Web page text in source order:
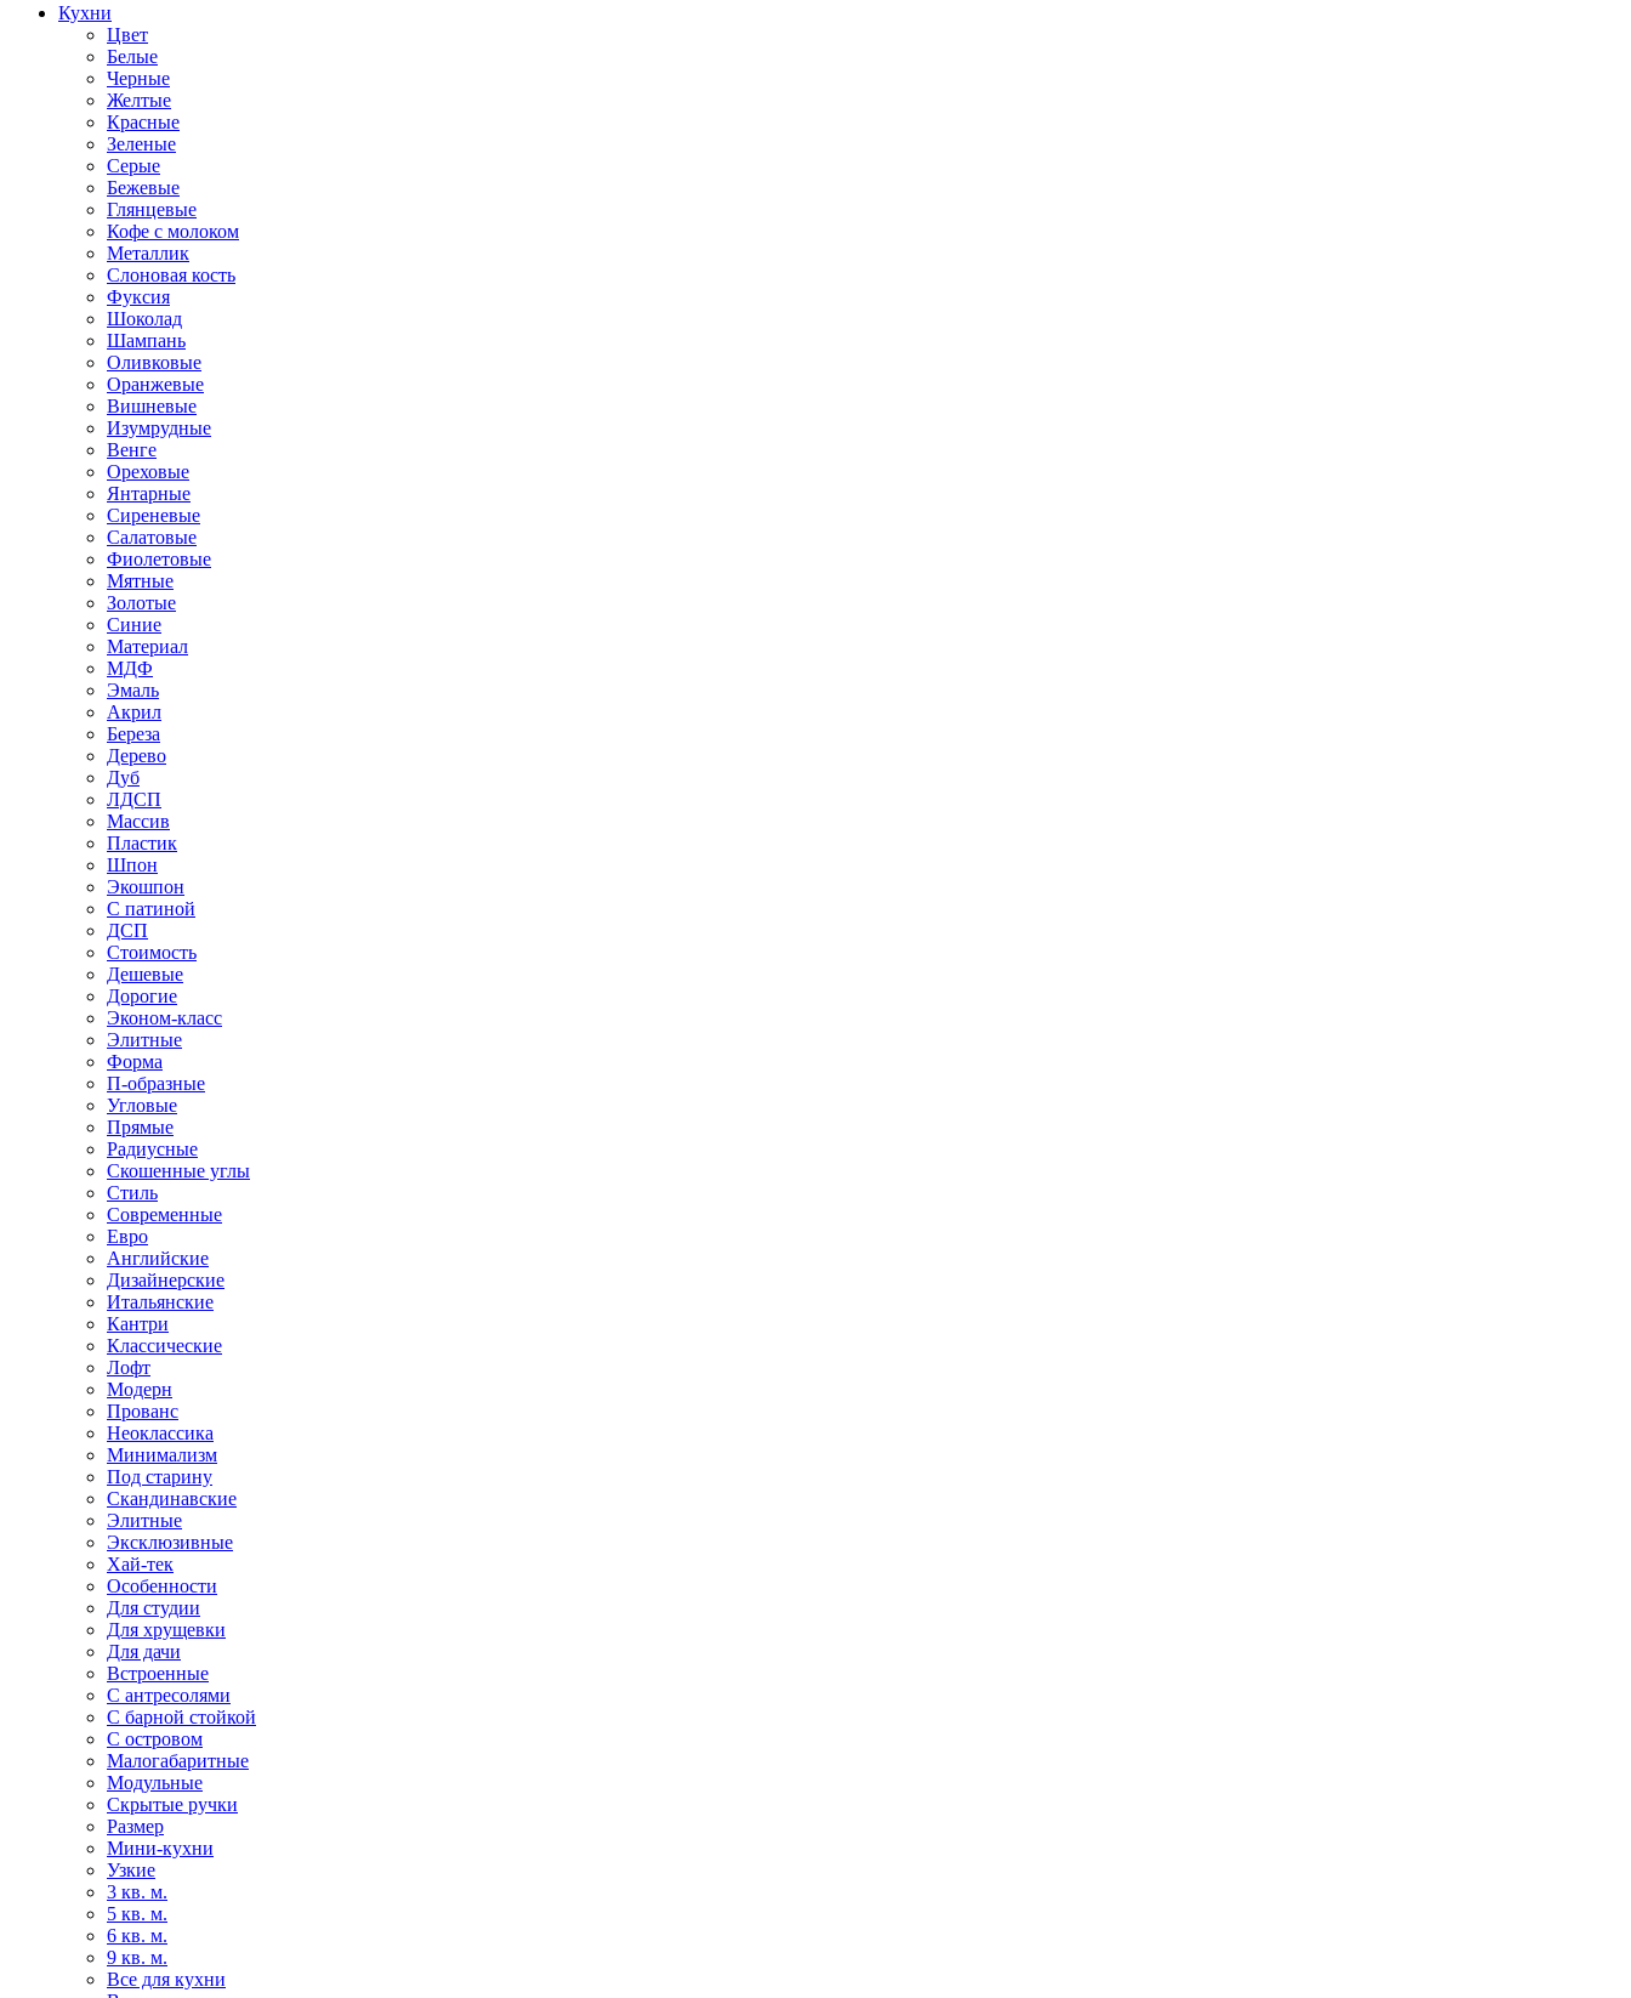
Кухни
Цвет
Белые
Черные
Желтые
Красные
Зеленые
Серые
Бежевые
Глянцевые
Кофе с молоком
Металлик
Слоновая кость
Фуксия
Шоколад
Шампань
Оливковые
Оранжевые
Вишневые
Изумрудные
Венге
Ореховые
Янтарные
Сиреневые
Салатовые
Фиолетовые
Мятные
Золотые
Синие
Материал
МДФ
Эмаль
Акрил
Береза
Дерево
Дуб
ЛДСП
Массив
Пластик
Шпон
Экошпон
С патиной
ДСП
Стоимость
Дешевые
Дорогие
Эконом-класс
Элитные
Форма
П-образные
Угловые
Прямые
Радиусные
Скошенные углы
Стиль
Современные
Евро
Английские
Дизайнерские
Итальянские
Кантри
Классические
Лофт
Модерн
Прованс
Неоклассика
Минимализм
Под старину
Скандинавские
Элитные
Эксклюзивные
Хай-тек
Особенности
Для студии
Для хрущевки
Для дачи
Встроенные
С антресолями
С барной стойкой
С островом
Малогабаритные
Модульные
Скрытые ручки
Размер
Мини-кухни
Узкие
3 кв. м.
5 кв. м.
6 кв. м.
9 кв. м.
Все для кухни